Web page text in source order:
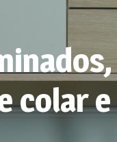
colar e